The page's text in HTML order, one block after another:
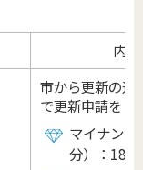
内
市から更新の通
で更新申請をし
マイナンバ
分）：18